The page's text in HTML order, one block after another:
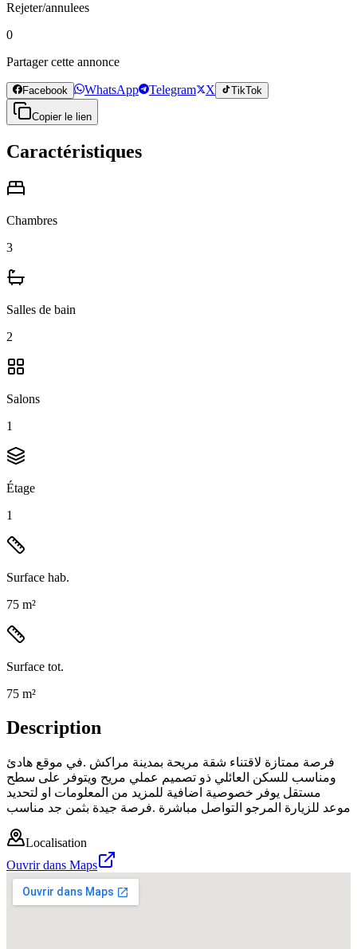
Rejeter/annulees
0
Partager cette annonce
Facebook WhatsApp Telegram X TikTok
Copier le lien
Caractéristiques
Chambres
3
Salles de bain
2
Salons
1
Étage
1
Surface hab.
75 m²
Surface tot.
75 m²
Description
فرصة ممتازة لاقتناء شقة مريحة بمدينة مراكش .في موقع هادئ
ومناسب للسكن العائلي ذو تصميم عملي مريح ويتوفر على سطح
مستقل يوفر خصوصية اضافية للمزيد من المعلومات او لتحديد
موعد للزيارة المرجو التواصل مباشرة .فرصة جيدة بثمن جد مناسب
Localisation
Ouvrir dans Maps